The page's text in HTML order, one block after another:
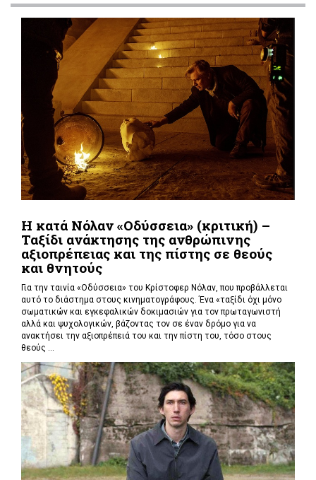
Η κατά Νόλαν «Οδύσσεια» (κριτική) –
Ταξίδι ανάκτησης της ανθρώπινης
αξιοπρέπειας και της πίστης σε θεούς
και θνητούς
Για την ταινία «Οδύσσεια» του Κρίστοφερ Νόλαν,που προβάλλεται
αυτό το διάστημα στους κινηματογράφους. Ένα «ταξίδι όχι μόνο
σωματικών και εγκεφαλικών δοκιμασιών για τον πρωταγωνιστή
αλλά και ψυχολογικών, βάζοντας τον σε έναν δρόμο για να
ανακτήσει την αξιοπρέπειά του και την πίστη του, τόσο στους
θεούς ...